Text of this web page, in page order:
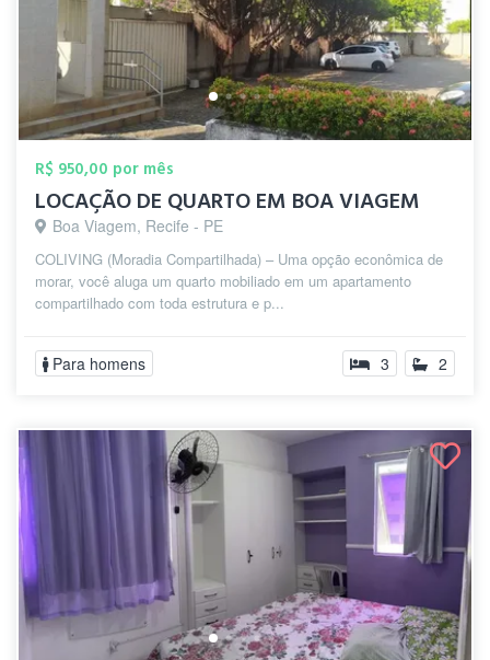
R$ 950,00 por mês
LOCAÇÃO DE QUARTO EM BOA VIAGEM
Boa Viagem, Recife - PE
COLIVING (Moradia Compartilhada) – Uma opção econômica de
morar, você aluga um quarto mobiliado em um apartamento
compartilhado com toda estrutura e p...
Para homens 3 2